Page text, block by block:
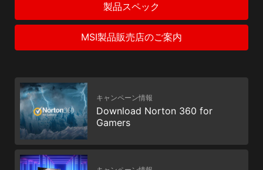
製品スペック
MSI製品販売店のご案内
キャンペーン情報
Download Norton 360 for
Gamers